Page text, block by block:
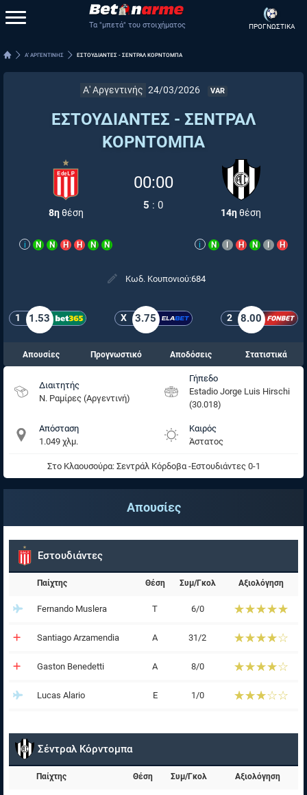
Τα "μπετά" του στοιχήματος ΠΡΟΓΝΩΣΤΙΚΑ
Α' ΑΡΓΕΝΤΙΝΗΣ ΕΣΤΟΥΔΙΑΝΤΕΣ - ΣΕΝΤΡΑΛ ΚΟΡΝΤΟΜΠΑ
Α' Αργεντινής 24/03/2026 VAR
ΕΣΤΟΥΔΙΑΝΤΕΣ - ΣΕΝΤΡΑΛ
ΚΟΡΝΤΟΜΠΑ
8ηθέση
i Ν Ν Η Η Ν Ν
00:00
5 :0
14ηθέση
i Ν Ι Η Ν Ι Η
Κωδ. Κουπονιού:684
1 1.53 X 3.75 2 8.00
Απουσίες Προγνωστικό Αποδόσεις Στατιστικά
Διαιτητής
Ν. Ραμίρες (Αργεντινή)
Γήπεδο
Estadio Jorge Luis Hirschi
(30.018)
Απόσταση
1.049 χλμ.
Καιρός
Άστατος
Στο Κλαουσούρα: Σεντράλ Κόρδοβα -Εστουδιάντες 0-1
Απουσίες
Εστουδιάντες
Παίχτης Θέση Συμ/Γκολ Αξιολόγηση
Fernando Muslera Τ 6/0 ☆☆☆☆☆
★★★★★
Santiago Arzamendia Α 31/2 ☆☆☆☆☆
★★★★★
Gaston Benedetti Α 8/0 ☆☆☆☆☆
★★★★★
Lucas Alario Ε 1/0 ☆☆☆☆☆
★★★★★
Σέντραλ Κόρντομπα
Παίχτης Θέση Συμ/Γκολ Αξιολόγηση